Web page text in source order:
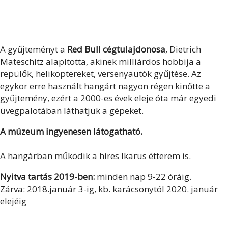
A gyűjteményt a Red Bull cégtulajdonosa, Dietrich
Mateschitz alapította, akinek milliárdos hobbija a
repülők, helikoptereket, versenyautók gyűjtése. Az
egykor erre használt hangárt nagyon régen kinőtte a
gyűjtemény, ezért a 2000-es évek eleje óta már egyedi
üvegpalotában láthatjuk a gépeket.
A múzeum ingyenesen látogatható.
A hangárban működik a híres Ikarus étterem is.
Nyitva tartás 2019-ben: minden nap 9-22 óráig.
Zárva: 2018.január 3-ig, kb. karácsonytól 2020. január
elejéig